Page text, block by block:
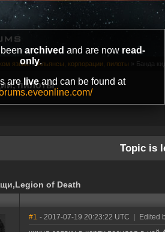
archived and are now read-
only.
are liveand can be found at
пилоты
языке » Альянсы, корпорации, пилоты » Банда
Topic is
of Death
#1 - 2017-07-19 20:23:22 UTC Edited